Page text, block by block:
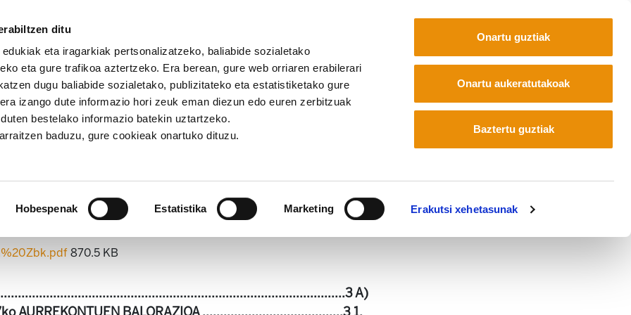
ditu
eta iragarkiak pertsonalizatzeko, baliabide sozialetako
eta gure trafikoa aztertzeko. Era berean, gure web orriaren erabilerari
dugu baliabide sozialetako, publizitateko eta estatistiketako gure
izango dute informazio hori zeuk eman diezun edo euren zerbitzuak
bestelako informazio batekin uztartzeko.
baduzu, gure cookieak onartuko dituzu.
Hobespenak Estatistika Marketing Erakutsi xehetasunak
Onartu guztiak
Onartu aukeratutakoak
Baztertu guztiak
Azterketak 34. Aurrekontuak, Errenta bermatua eta Enplegu Plana Nafarroan
Errenta bermatua eta Enplegu Plana
Nafarroan
870.5 KB
A)